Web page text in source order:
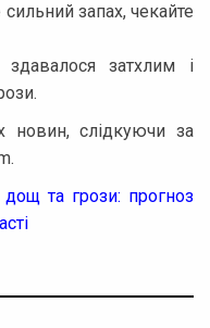
запах, чекайте
затхлим і
новин, слідкуючи за
та грози: прогноз